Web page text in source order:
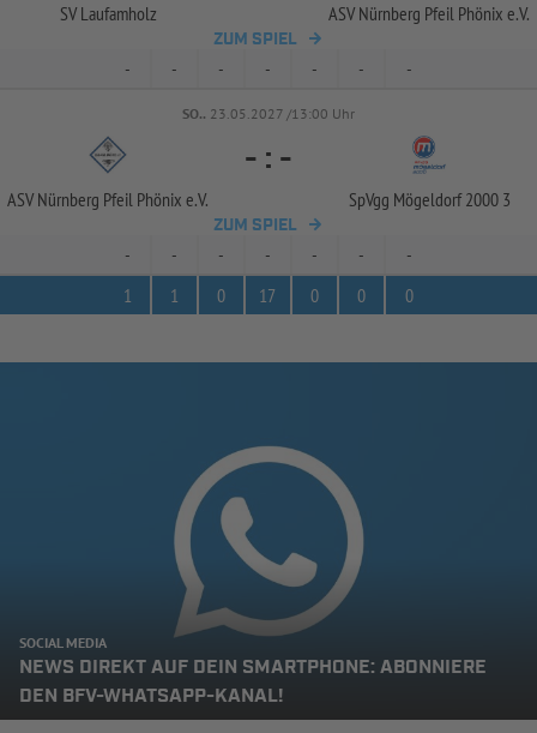
SV Laufamholz ASV Nürnberg Pfeil Phönix e.V.
ZUM SPIEL
- - - - - - -
SO.. 23.05.2027 /13:00 Uhr
ASV Nürnberg Pfeil Phönix e.V.
- : -
SpVgg Mögeldorf 2000 3
ZUM SPIEL
- - - - - -
-
1
1 0 17 0 0 0
SOCIAL MEDIA
NEWS DIREKT AUF DEIN SMARTPHONE: ABONNIERE
DEN BFV-WHATSAPP-KANAL!